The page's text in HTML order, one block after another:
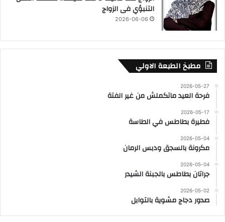
التنبؤي فى الزواج
2026-06-06
مطبخ الطبعة الاولي
2026-05-27
فرحة العيد ماتكملش من غير الفتة
2026-05-17
فطيرة بطاطس في الطاسة
2026-05-04
مكرونة بالسجق ودبس الرمان
2026-05-04
جراتان بطاطس بالجبنة الشيدر
2026-05-02
صدور دجاج مشوية بالتوابل